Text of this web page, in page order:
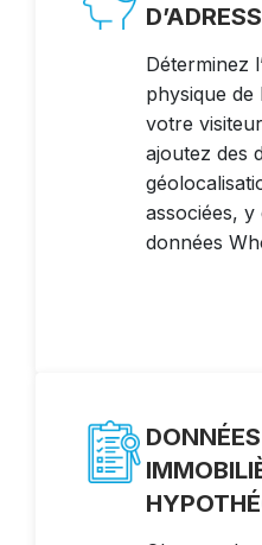
Déterminez
physique de
votre
ajoutez des
associées,
données
DONNÉES